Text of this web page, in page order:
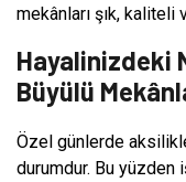
mekânları şık, kaliteli
Hayalinizdeki
Büyülü
Özel günlerde
durumdur. Bu yüzden